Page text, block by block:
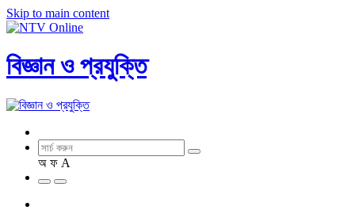
Skip to main content
বিজ্ঞান ও প্রযুক্তি
অ ফ A